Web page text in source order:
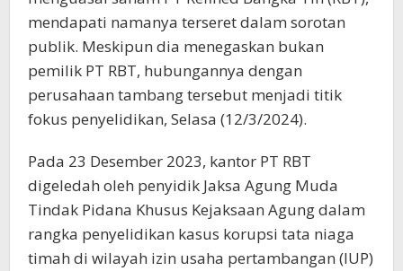
mendapati namanya terseret dalam sorotan
publik. Meskipun dia menegaskan bukan
pemilik PT RBT, hubungannya dengan
perusahaan tambang tersebut menjadi titik
fokus penyelidikan, Selasa (12/3/2024).
Pada 23 Desember 2023, kantor PT RBT
digeledah oleh penyidik Jaksa Agung Muda
Tindak Pidana Khusus Kejaksaan Agung dalam
rangka penyelidikan kasus korupsi tata niaga
timah di wilayah izin usaha pertambangan (IUP)